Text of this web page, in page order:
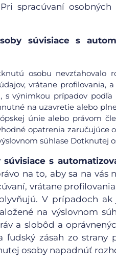
spracúvaní
súvisiace s
osobu nevzťahovalo
vrátane
s výnimkou prípadov
na uzavretie alebo
únie alebo právom
opatrenia zaručujúce
súhlase Dotknutej
súvisiace s
na to, aby sa na vás
vrátane
V prípadoch
na výslovnom
a slobôd a
ľudský zásah zo
osoby napadnúť